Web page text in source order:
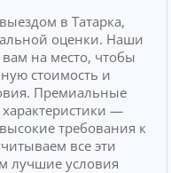
в Татарка,
оценки. Наши
на место, чтобы
стоимость и
Премиальные
—
требования к
все эти
лучшие условия